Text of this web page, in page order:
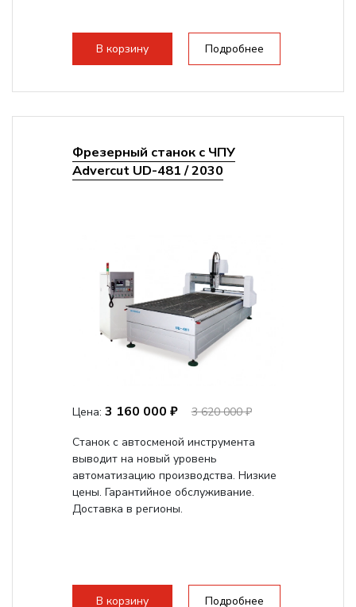
В корзину Подробнее
Фрезерный станок с ЧПУ
Advercut UD-481 / 2030
Цена: 3 160 000 ₽
3 620 000 ₽
Станок с автосменой инструмента
выводит на новый уровень
автоматизацию производства. Низкие
цены. Гарантийное обслуживание.
Доставка в регионы.
В корзину Подробнее